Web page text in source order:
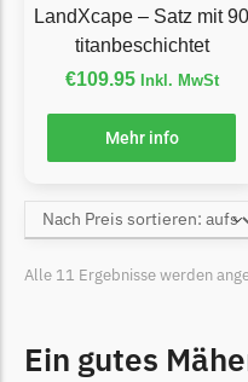
McCulloch
McCulloch Messer
Begrenzungsdraht
Medion
Medion Messer
Mountfield
Mountfield Messer
Mowox
LandXcape – Satz mit 90
titanbeschichtet
€109.95 Inkl. MwSt
Mehr info
Alle 11 Ergebnisse werden
Ein gutes